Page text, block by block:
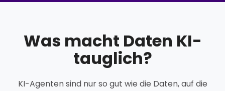
Was macht Daten KI-
tauglich?
KI-Agenten sind nur so gut wie die Daten, auf die